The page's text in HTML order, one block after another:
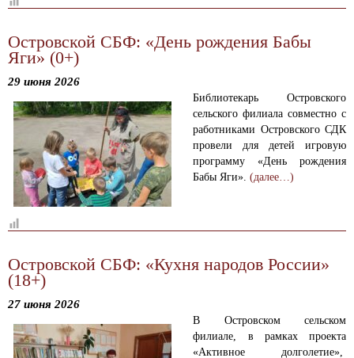
Островской СБФ: «День рождения Бабы
Яги» (0+)
29 июня 2026
Библиотекарь Островского
сельского филиала совместно с
работниками Островского СДК
провели для детей игровую
программу «День рождения
Бабы Яги».(далее…)
Островской СБФ: «Кухня народов России»
(18+)
27 июня 2026
В Островском сельском
филиале, в рамках проекта
«Активное долголетие»,